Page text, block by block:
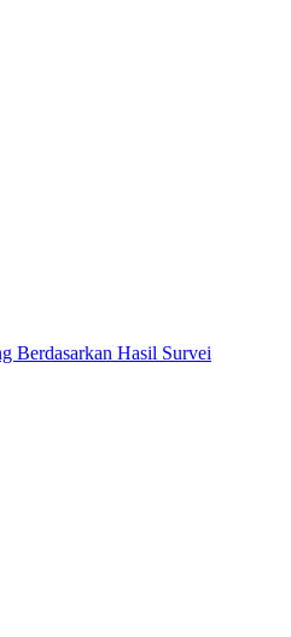
Berdasarkan Hasil Survei